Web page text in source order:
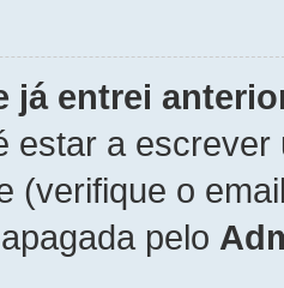
já entrei
estar a
(verifique o
pelo